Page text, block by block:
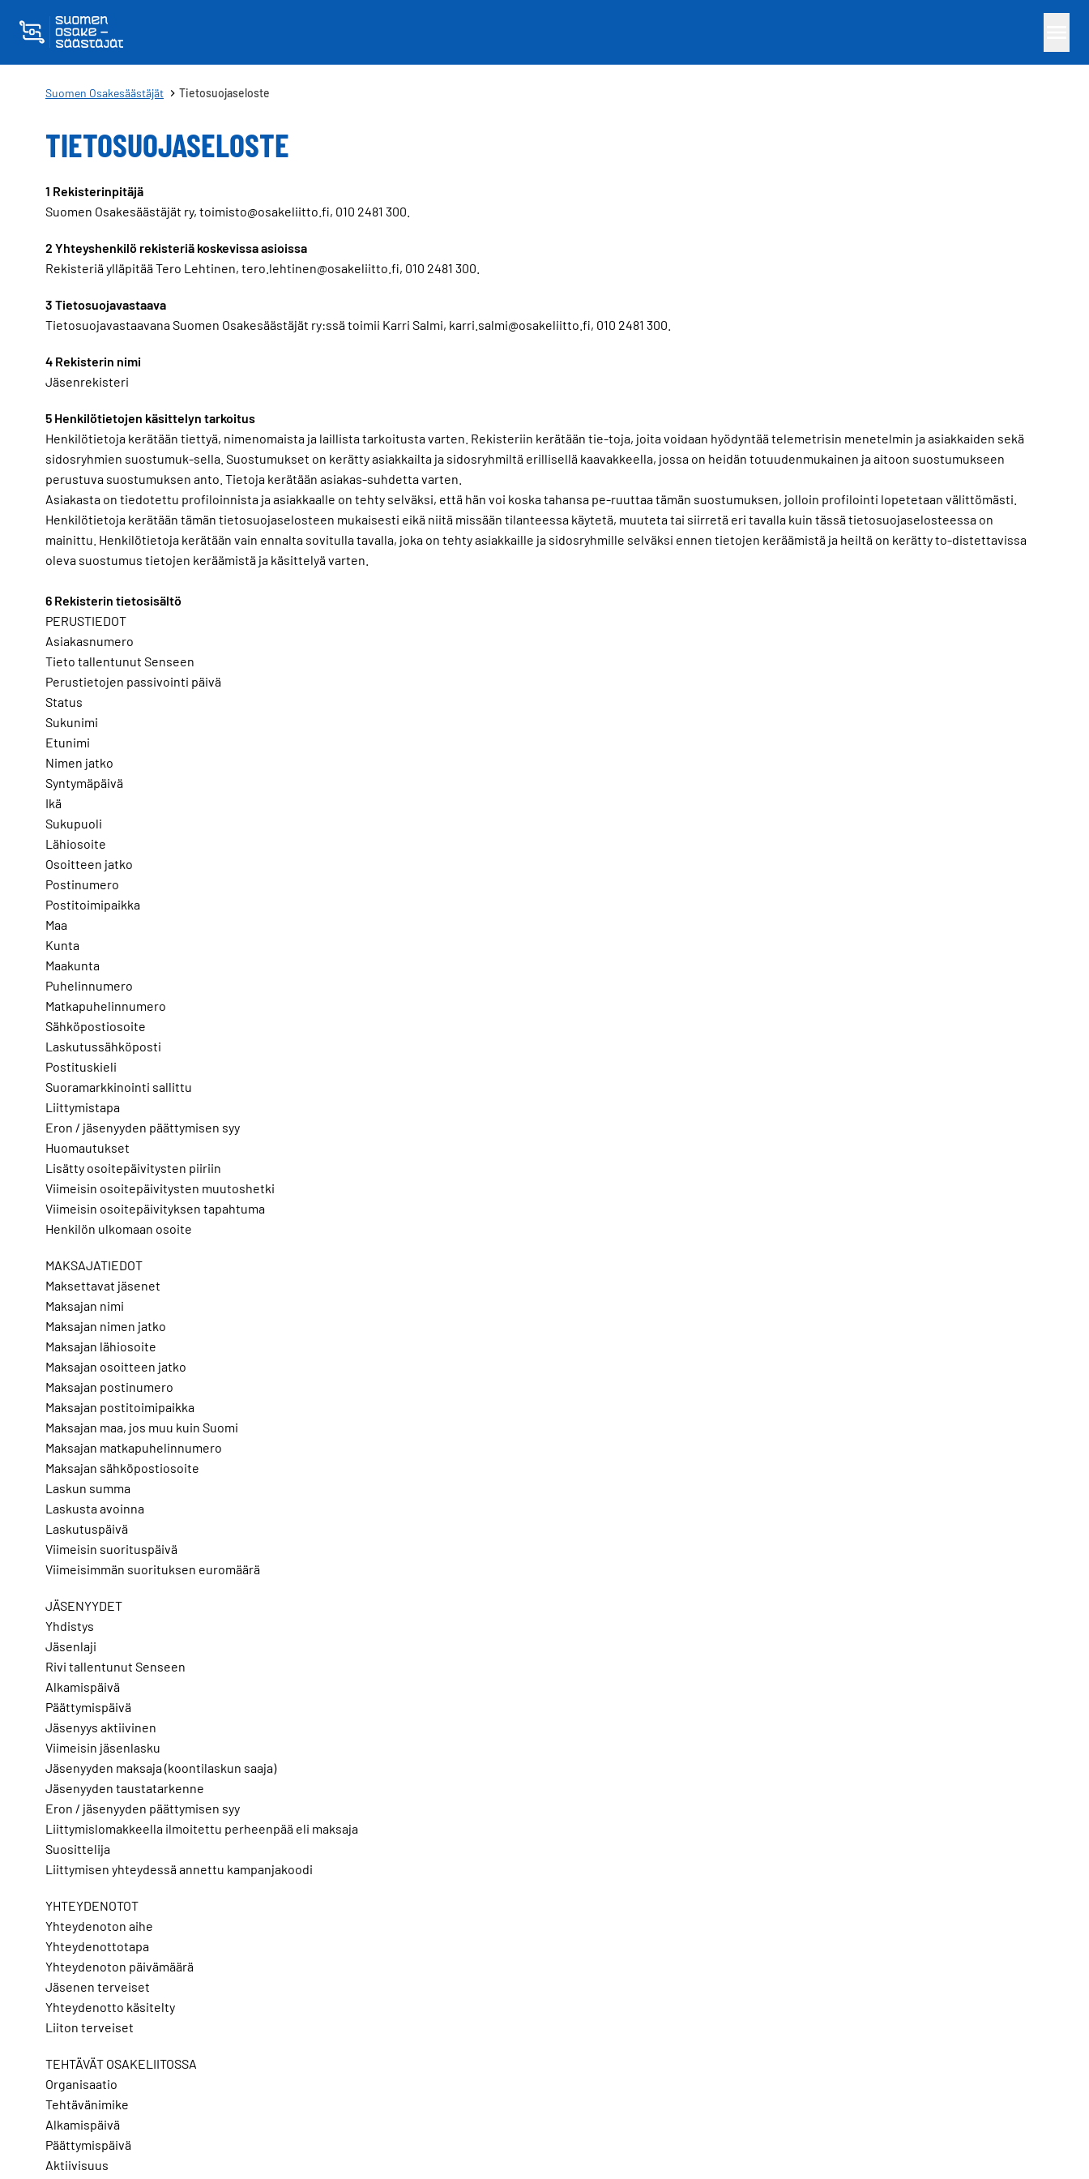
Skippaa sisältö
Suomen Osakesäästäjät Tietosuojaseloste
TIETOSUOJASELOSTE
1 Rekisterinpitäjä
Suomen Osakesäästäjät ry, toimisto@osakeliitto.fi, 010 2481 300.
2 Yhteyshenkilö rekisteriä koskevissa asioissa
Rekisteriä ylläpitää Tero Lehtinen, tero.lehtinen@osakeliitto.fi, 010 2481 300.
3 Tietosuojavastaava
Tietosuojavastaavana Suomen Osakesäästäjät ry:ssä toimii Karri Salmi, karri.salmi@osakeliitto.fi, 010 2481 300.
4 Rekisterin nimi
Jäsenrekisteri
5 Henkilötietojen käsittelyn tarkoitus
Henkilötietoja kerätään tiettyä, nimenomaista ja laillista tarkoitusta varten. Rekisteriin kerätään tie-toja, joita voidaan hyödyntää telemetrisin menetelmin ja asiakkaiden sekä
sidosryhmien suostumuk-sella. Suostumukset on kerätty asiakkailta ja sidosryhmiltä erillisellä kaavakkeella, jossa on heidän totuudenmukainen ja aitoon suostumukseen
perustuva suostumuksen anto. Tietoja kerätään asiakas-suhdetta varten.
Asiakasta on tiedotettu profiloinnista ja asiakkaalle on tehty selväksi, että hän voi koska tahansa pe-ruuttaa tämän suostumuksen, jolloin profilointi lopetetaan välittömästi.
Henkilötietoja kerätään tämän tietosuojaselosteen mukaisesti eikä niitä missään tilanteessa käytetä, muuteta tai siirretä eri tavalla kuin tässä tietosuojaselosteessa on
mainittu. Henkilötietoja kerätään vain ennalta sovitulla tavalla, joka on tehty asiakkaille ja sidosryhmille selväksi ennen tietojen keräämistä ja heiltä on kerätty to-distettavissa
oleva suostumus tietojen keräämistä ja käsittelyä varten.
6 Rekisterin tietosisältö
PERUSTIEDOT
Asiakasnumero
Tieto tallentunut Senseen
Perustietojen passivointi päivä
Status
Sukunimi
Etunimi
Nimen jatko
Syntymäpäivä
Ikä
Sukupuoli
Lähiosoite
Osoitteen jatko
Postinumero
Postitoimipaikka
Maa
Kunta
Maakunta
Puhelinnumero
Matkapuhelinnumero
Sähköpostiosoite
Laskutussähköposti
Postituskieli
Suoramarkkinointi sallittu
Liittymistapa
Eron / jäsenyyden päättymisen syy
Huomautukset
Lisätty osoitepäivitysten piiriin
Viimeisin osoitepäivitysten muutoshetki
Viimeisin osoitepäivityksen tapahtuma
Henkilön ulkomaan osoite
MAKSAJATIEDOT
Maksettavat jäsenet
Maksajan nimi
Maksajan nimen jatko
Maksajan lähiosoite
Maksajan osoitteen jatko
Maksajan postinumero
Maksajan postitoimipaikka
Maksajan maa, jos muu kuin Suomi
Maksajan matkapuhelinnumero
Maksajan sähköpostiosoite
Laskun summa
Laskusta avoinna
Laskutuspäivä
Viimeisin suorituspäivä
Viimeisimmän suorituksen euromäärä
JÄSENYYDET
Yhdistys
Jäsenlaji
Rivi tallentunut Senseen
Alkamispäivä
Päättymispäivä
Jäsenyys aktiivinen
Viimeisin jäsenlasku
Jäsenyyden maksaja (koontilaskun saaja)
Jäsenyyden taustatarkenne
Eron / jäsenyyden päättymisen syy
Liittymislomakkeella ilmoitettu perheenpää eli maksaja
Suosittelija
Liittymisen yhteydessä annettu kampanjakoodi
YHTEYDENOTOT
Yhteydenoton aihe
Yhteydenottotapa
Yhteydenoton päivämäärä
Jäsenen terveiset
Yhteydenotto käsitelty
Liiton terveiset
TEHTÄVÄT OSAKELIITOSSA
Organisaatio
Tehtävänimike
Alkamispäivä
Päättymispäivä
Aktiivisuus